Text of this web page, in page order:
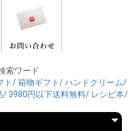
索ワード
ト/箱物ギフト/ハンドクリーム/
/3980円以下送料無料/ レシピ本/